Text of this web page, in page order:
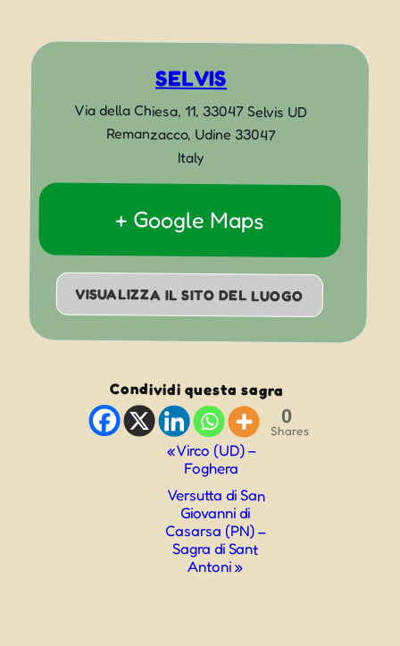
SELVIS
Via della Chiesa, 11, 33047 Selvis UD
Remanzacco, Udine 33047
Italy
+ Google Maps
VISUALIZZA IL SITO DEL LUOGO
Condividi questa sagra
0
Shares
«Virco (UD) –
Foghera
Versutta di San
Giovanni di
Casarsa (PN) –
Sagra di Sant
Antoni»